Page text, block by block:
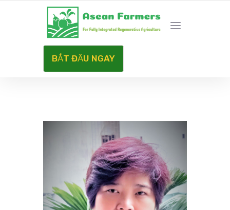
HÀNH TRÌNH NET ZERO CARBON
BẮT ĐẦU NGAY